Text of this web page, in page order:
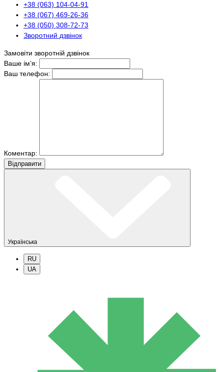
+38 (063) 104-04-91
+38 (067) 469-26-36
+38 (050) 308-72-73
Зворотний дзвінок
Замовіти зворотній дзвінок
Ваше ім’я:
Ваш телефон:
Коментар:
Вiдправити
Українська
RU
UA